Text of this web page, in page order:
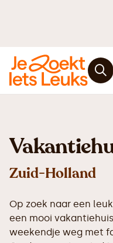
Zuid-Holland
Op zoek naar een
een mooi
weekendje weg met